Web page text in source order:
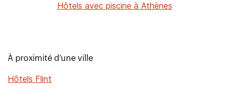
Hôtels avec piscine à Athènes
À proximité d’une ville
Hôtels Flint